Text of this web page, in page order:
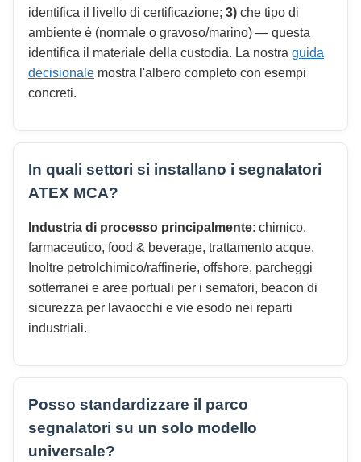
identifica il livello di certificazione; 3) che tipo di
ambiente è (normale o gravoso/marino) — questa
identifica il materiale della custodia. La nostra guida
decisionale mostra l'albero completo con esempi
concreti.
In quali settori si installano i segnalatori
ATEX MCA?
Industria di processo principalmente: chimico,
farmaceutico, food & beverage, trattamento acque.
Inoltre petrolchimico/raffinerie, offshore, parcheggi
sotterranei e aree portuali per i semafori, beacon di
sicurezza per lavaocchi e vie esodo nei reparti
industriali.
Posso standardizzare il parco
segnalatori su un solo modello
universale?